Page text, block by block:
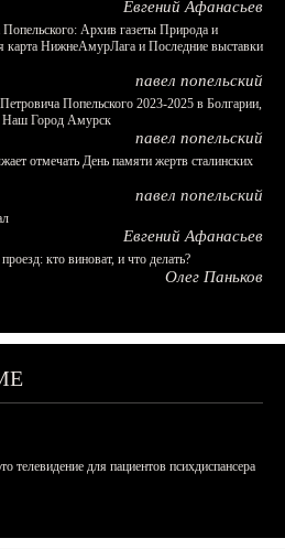
Евгений Афанасьев
Архив газеты Природа и
карта НижнеАмурЛага и Последние выставки
павел попельский
Попельского 2023-2025 в Болгарии,
Наш Город Амурск
павел попельский
отмечать День памяти жертв сталинских
павел попельский
Евгений Афанасьев
кто виноват, и что делать?
Олег Паньков
телевидение для пациентов психдиспансера